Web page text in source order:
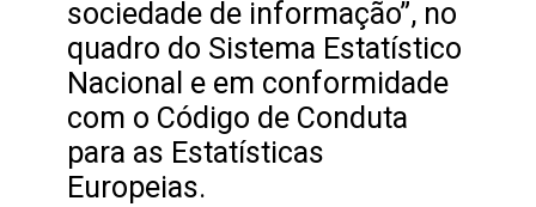
sociedade de informação”, no
quadro do Sistema Estatístico
Nacional e em conformidade
com o Código de Conduta
para as Estatísticas
Europeias.